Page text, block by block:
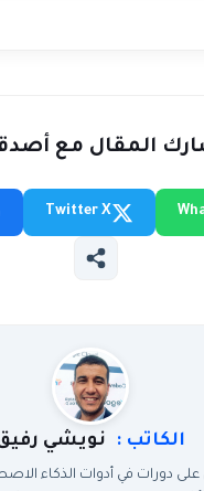
المقال مع
Twitter X
الكاتب : نويشي
دورات في أدوات الذكاء